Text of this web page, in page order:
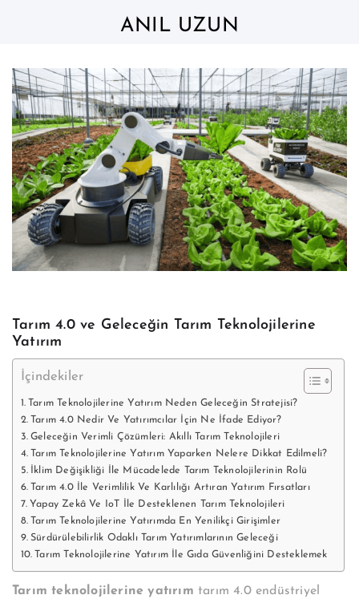
ANIL UZUN
Tarım 4.0 ve Geleceğin Tarım Teknolojilerine
Yatırım
İçindekiler
Tarım Teknolojilerine Yatırım Neden Geleceğin Stratejisi?
Tarım 4.0 Nedir Ve Yatırımcılar İçin Ne İfade Ediyor?
Geleceğin Verimli Çözümleri: Akıllı Tarım Teknolojileri
Tarım Teknolojilerine Yatırım Yaparken Nelere Dikkat Edilmeli?
İklim Değişikliği İle Mücadelede Tarım Teknolojilerinin Rolü
Tarım 4.0 İle Verimlilik Ve Karlılığı Artıran Yatırım Fırsatları
Yapay Zekâ Ve IoT İle Desteklenen Tarım Teknolojileri
Tarım Teknolojilerine Yatırımda En Yenilikçi Girişimler
Sürdürülebilirlik Odaklı Tarım Yatırımlarının Geleceği
Tarım Teknolojilerine Yatırım İle Gıda Güvenliğini Desteklemek
Tarım teknolojilerine yatırım tarım 4.0 endüstriyel